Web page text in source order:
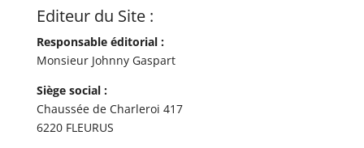
Editeur du Site :
Responsable éditorial :
Monsieur Johnny Gaspart
Siège social :
Chaussée de Charleroi 417
6220 FLEURUS